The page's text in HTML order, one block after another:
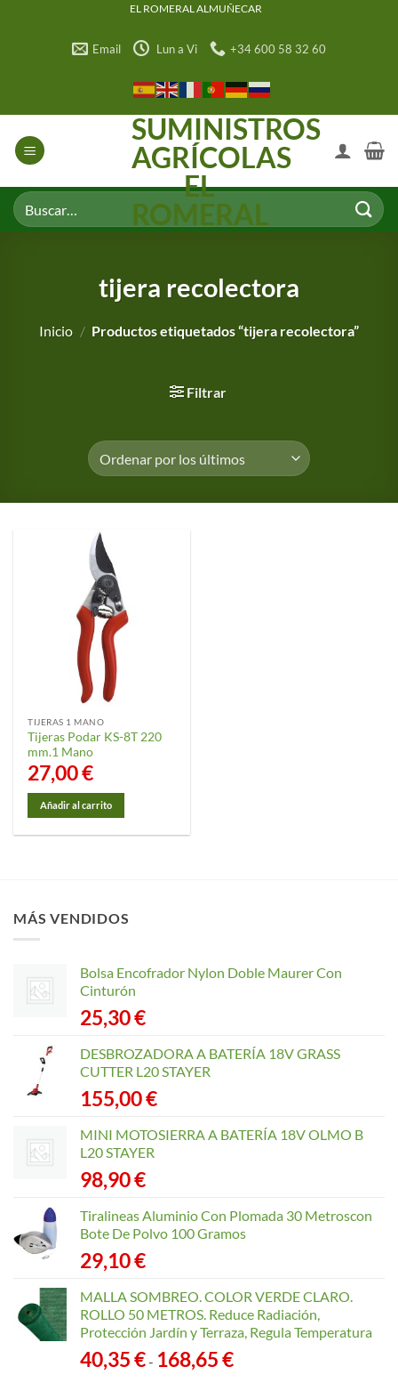
EL ROMERAL ALMUÑECAR
Email Lun a Vi +34 600 58 32 60
SUMINISTROS
AGRÍCOLAS
EL
ROMERAL
Buscar
por:
tijera recolectora
Inicio / Productos etiquetados “tijera recolectora”
Filtrar
TIJERAS 1 MANO
Tijeras Podar KS-8T 220
mm.1 Mano
27,00€
Añadir al carrito
MÁS VENDIDOS
Bolsa Encofrador Nylon Doble Maurer Con
Cinturón
25,30€
DESBROZADORA A BATERÍA 18V GRASS
CUTTER L20 STAYER
155,00€
MINI MOTOSIERRA A BATERÍA 18V OLMO B
L20 STAYER
98,90€
Tiralineas Aluminio Con Plomada 30 Metroscon
Bote De Polvo 100 Gramos
29,10€
MALLA SOMBREO. COLOR VERDE CLARO.
ROLLO 50 METROS. Reduce Radiación,
Protección Jardín y Terraza, Regula Temperatura
40,35€- 168,65€Rango